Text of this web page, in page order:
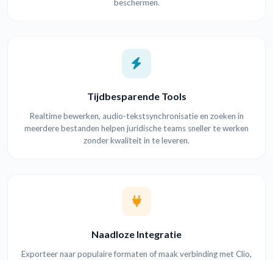
beschermen.
Tijdbesparende Tools
Realtime bewerken, audio-tekstsynchronisatie en zoeken in
meerdere bestanden helpen juridische teams sneller te werken
zonder kwaliteit in te leveren.
Naadloze Integratie
Exporteer naar populaire formaten of maak verbinding met Clio,